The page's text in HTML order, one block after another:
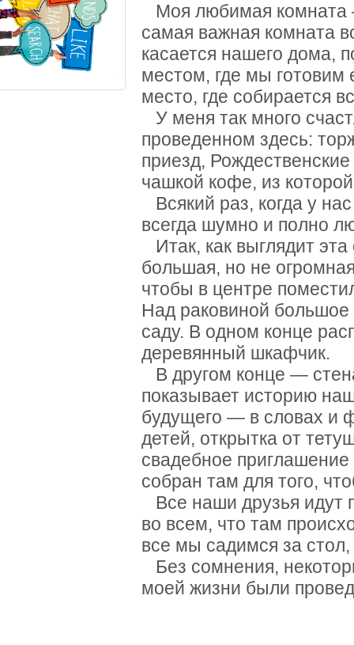
Моя любимая комната
самая важная комната
касается нашего дома,
местом, где мы готовим
место, где собирается
У меня так много
проведенном здесь:
приезд,
чашкой кофе, из
Всякий раз, когда у
всегда шумно и полно
Итак, как выглядит
большая, но не
чтобы в центре
Над раковиной большое
саду. В одном конце
деревянный шкафчик.
В другом конце —
показывает историю
будущего — в словах и
детей, открытка от
свадебное
собран там для того,
Все наши друзья идут
во всем, что там
все мы садимся за
Без сомнения,
моей жизни были